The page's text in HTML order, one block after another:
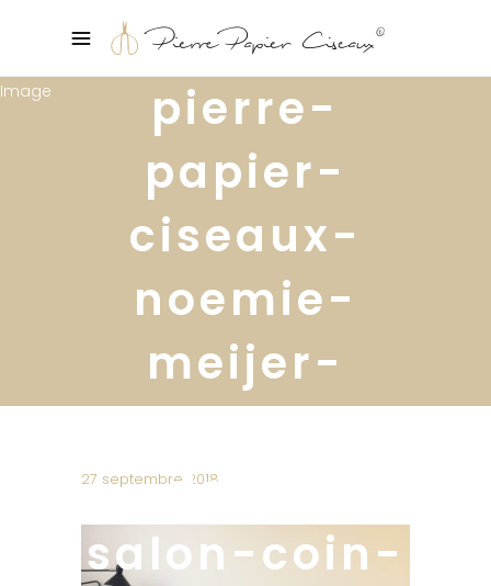
pierre-
papier-
ciseaux-
noemie-
meijer-
relooking-
deco-
salon-coin-
27 septembre 2018